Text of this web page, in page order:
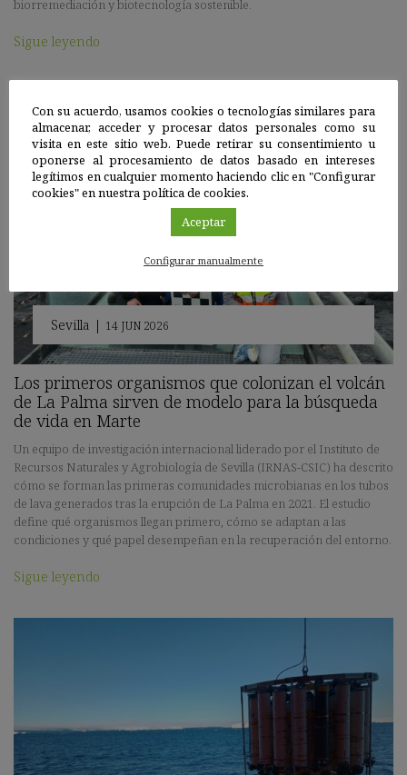
biorremediación y biotecnología sostenible.
Sigue leyendo
Sevilla | 14 JUN 2026
Los primeros organismos que colonizan el volcán
de La Palma sirven de modelo para la búsqueda
de vida en Marte
Un equipo de investigación internacional liderado por el Instituto de
Recursos Naturales y Agrobiología de Sevilla (IRNAS-CSIC) ha descrito
cómo se forman las primeras comunidades microbianas en los tubos
de lava generados tras la erupción de La Palma en 2021. El estudio
define qué organismos llegan primero, cómo se adaptan a las
condiciones y qué papel desempeñan en la recuperación del entorno.
Sigue leyendo
Con su acuerdo, usamos cookies o tecnologías similares para
almacenar, acceder y procesar datos personales como su
visita en este sitio web. Puede retirar su consentimiento u
oponerse al procesamiento de datos basado en intereses
legítimos en cualquier momento haciendo clic en "Configurar
cookies" en nuestra política de cookies.
Aceptar
Configurar manualmente